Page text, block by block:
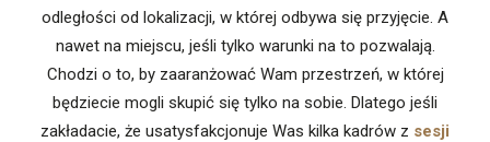
odległości od lokalizacji, w której odbywa się przyjęcie. A
nawet na miejscu, jeśli tylko warunki na to pozwalają.
Chodzi o to, by zaaranżować Wam przestrzeń, w której
będziecie mogli skupić się tylko na sobie. Dlatego jeśli
zakładacie, że usatysfakcjonuje Was kilka kadrów z sesji